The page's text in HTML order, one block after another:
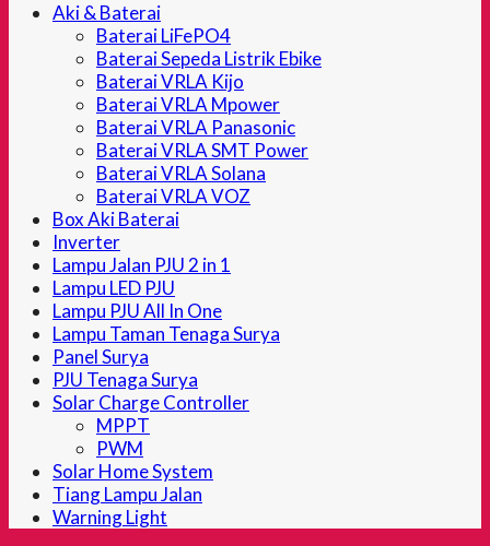
Aki & Baterai
Baterai LiFePO4
Baterai Sepeda Listrik Ebike
Baterai VRLA Kijo
Baterai VRLA Mpower
Baterai VRLA Panasonic
Baterai VRLA SMT Power
Baterai VRLA Solana
Baterai VRLA VOZ
Box Aki Baterai
Inverter
Lampu Jalan PJU 2 in 1
Lampu LED PJU
Lampu PJU All In One
Lampu Taman Tenaga Surya
Panel Surya
PJU Tenaga Surya
Solar Charge Controller
MPPT
PWM
Solar Home System
Tiang Lampu Jalan
Warning Light